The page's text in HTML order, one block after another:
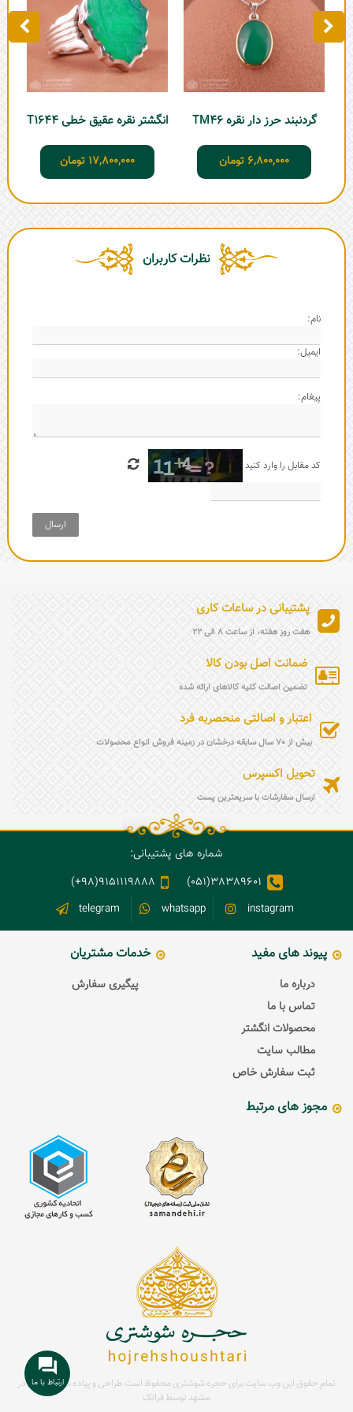
گردنبند حرز دار نقره TM46
6,800,000 تومان
انگشتر نقره عقیق خطی T1644
17,800,000 تومان
نظرات کاربران
نام:
ایمیل:
پیغام:
کد مقابل را وارد کنید
ارسال
پشتیبانی در ساعات کاری
هفت روز هفته، از ساعت 8 الی 22
ضمانت اصل بودن کالا
تضمین اصالت کلیه کالاهای ارائه شده
اعتبار و اصالتی منحصربه فرد
بیش از 70 سال سابقه درخشان در زمینه فروش انواع محصولات
تحویل اکسپرس
ارسال سفارشات با سریعترین پست
شماره های پشتیبانی:
38389601(051)
9151119888(98+)
instagram
whatsapp
telegram
پیوند های مفید
درباره ما
تماس با ما
محصولات انگشتر
مطالب سایت
ثبت سفارش خاص
خدمات مشتریان
پیگیری سفارش
مجوز های مرتبط
تمام حقوق این وب سایت برای حجره شوشتری محفوظ است طراحی و پیاده سازی سایت در
مشهد توسطفراتک